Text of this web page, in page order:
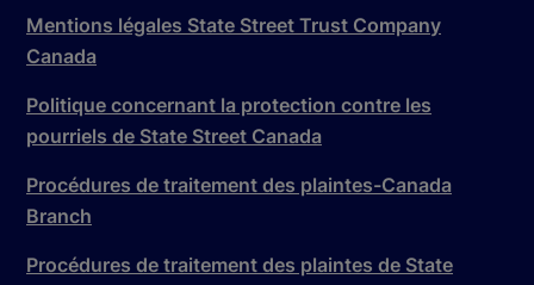
Mentions légales State Street Trust Company
Canada
Politique concernant la protection contre les
pourriels de State Street Canada
Procédures de traitement des plaintes-Canada
Branch
Procédures de traitement des plaintes de State